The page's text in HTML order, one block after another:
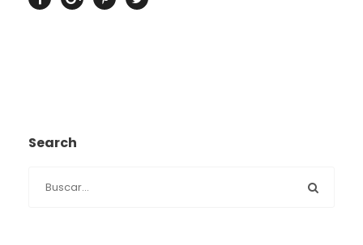
Search